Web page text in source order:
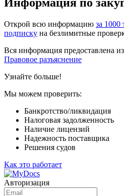
Открой всю информацию за 1000
подписку на безлимитные
Вся информация предоставлена
Правовое разъяснение
Узнайте больше!
Мы можем проверить:
Банкротство/ликвидация
Налоговая задолженность
Наличие лицензий
Надежность поставщика
Решения судов
Как это работает
Авторизация